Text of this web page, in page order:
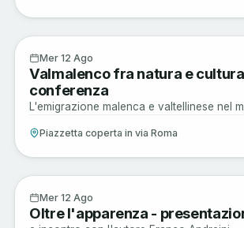
Arte e Cultura
Mer 12 Ago
Valmalenco fra natura e
conferenza
L'emigrazione malenca e valtellinese nel
Piazzetta coperta in via Roma
Arte e Cultura
Mer 12 Ago
Oltre l'apparenza -